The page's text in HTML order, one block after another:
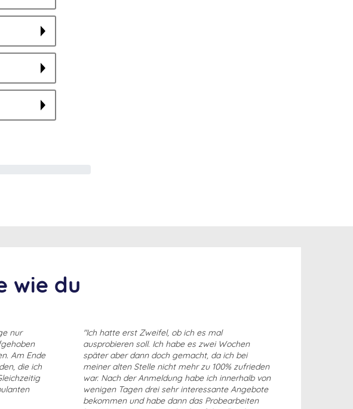
wie du
nur
Am Ende
die ich
"Ich hatte erst Zweifel, ob ich es mal
ausprobieren soll. Ich habe es zwei Wochen
später aber dann doch gemacht, da ich bei
meiner alten Stelle nicht mehr zu 100% zufrieden
war. Nach der Anmeldung habe ich innerhalb von
wenigen Tagen drei sehr interessante Angebote
bekommen und habe dann das Probearbeiten